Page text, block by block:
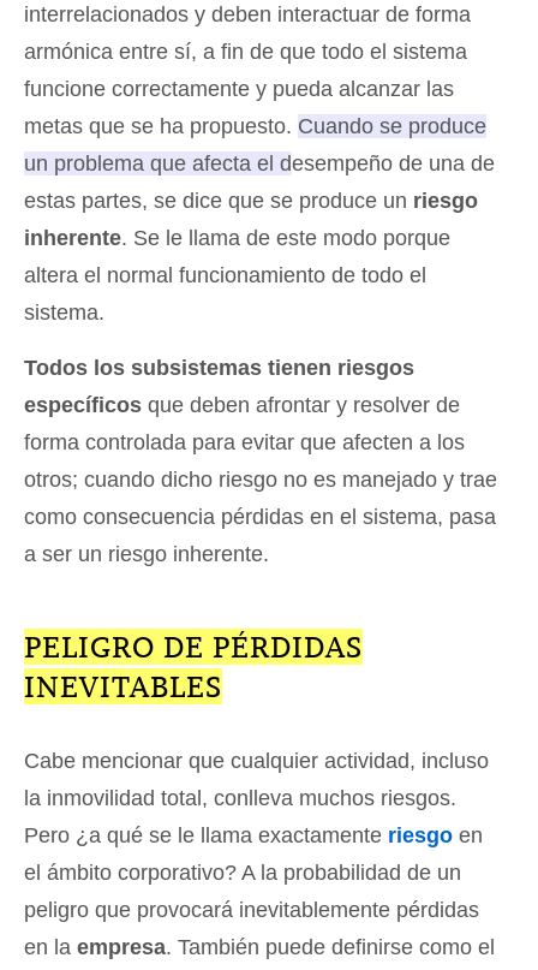
interrelacionados y deben interactuar de forma
armónica entre sí, a fin de que todo el sistema
funcione correctamente y pueda alcanzar las
metas que se ha propuesto. Cuando se produce
un problema que afecta el desempeño de una de
estas partes, se dice que se produce un riesgo
inherente. Se le llama de este modo porque
altera el normal funcionamiento de todo el
sistema.
Todos los subsistemas tienen riesgos
específicos que deben afrontar y resolver de
forma controlada para evitar que afecten a los
otros; cuando dicho riesgo no es manejado y trae
como consecuencia pérdidas en el sistema, pasa
a ser un riesgo inherente.
PELIGRO DE PÉRDIDAS
INEVITABLES
Cabe mencionar que cualquier actividad, incluso
la inmovilidad total, conlleva muchos riesgos.
Pero ¿a qué se le llama exactamente riesgo en
el ámbito corporativo? A la probabilidad de un
peligro que provocará inevitablemente pérdidas
en la empresa. También puede definirse como el